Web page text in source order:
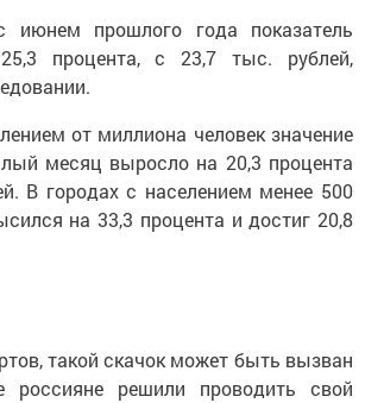
июнем прошлого года показатель
процента, с 23,7 тыс. рублей,
от миллиона человек значение
месяц выросло на 20,3 процента
В городах с населением менее 500
на 33,3 процента и достиг 20,8
такой скачок может быть вызван
россияне решили проводить свой